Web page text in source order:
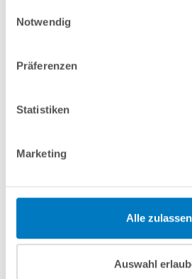
Notwendig
Präferenzen
Statistiken
Marketing
Alle zulassen
Auswahl
Versandkostenfreie Lieferung!
Rundpool PS HQ 5,00 x 1,50 m |